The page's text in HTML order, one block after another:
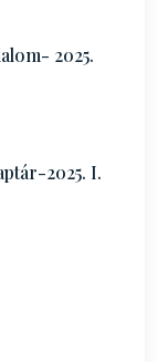
2025.
2025. I.